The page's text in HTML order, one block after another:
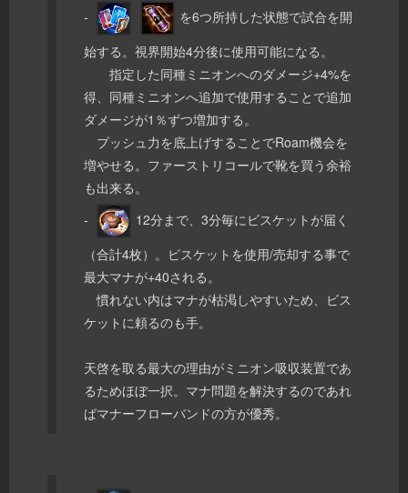
-
を6つ所持した状態で試合を開
始する。視界開始4分後に使用可能になる。
指定した同種ミニオンへのダメージ+4%を
得、同種ミニオンへ追加で使用することで追加
ダメージが1％ずつ増加する。
プッシュ力を底上げすることでRoam機会を
増やせる。ファーストリコールで靴を買う余裕
も出来る。
-
12分まで、3分毎にビスケットが届く
（合計4枚）。ビスケットを使用/売却する事で
最大マナが+40される。
慣れない内はマナが枯渇しやすいため、ビス
ケットに頼るのも手。
天啓を取る最大の理由がミニオン吸収装置であ
るためほぼ一択。マナ問題を解決するのであれ
ばマナーフローバンドの方が優秀。